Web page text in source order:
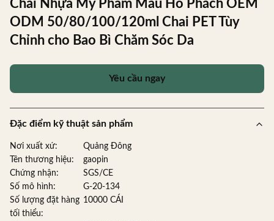
Chai Nhựa Mỹ Phẩm Màu Hổ Phách OEM
ODM 50/80/100/120ml Chai PET Tùy
Chỉnh cho Bao Bì Chăm Sóc Da
Yêu cầu ngay
Đặc điểm kỹ thuật sản phẩm
Nơi xuất xứ:
Quảng Đông
Tên thương hiệu:
gaopin
Chứng nhận:
SGS/CE
Số mô hình:
G-20-134
Số lượng đặt hàng
tối thiểu:
10000 CÁI